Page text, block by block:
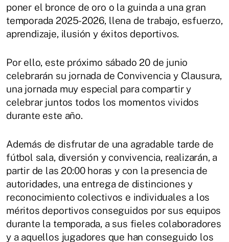
poner el bronce de oro o la guinda a una gran
temporada 2025-2026, llena de trabajo, esfuerzo,
aprendizaje, ilusión y éxitos deportivos.
Por ello, este próximo sábado 20 de junio
celebrarán su jornada de Convivencia y Clausura,
una jornada muy especial para compartir y
celebrar juntos todos los momentos vividos
durante este año.
Además de disfrutar de una agradable tarde de
fútbol sala, diversión y convivencia, realizarán, a
partir de las 20:00 horas y con la presencia de
autoridades, una entrega de distinciones y
reconocimiento colectivos e individuales a los
méritos deportivos conseguidos por sus equipos
durante la temporada, a sus fieles colaboradores
y a aquellos jugadores que han conseguido los